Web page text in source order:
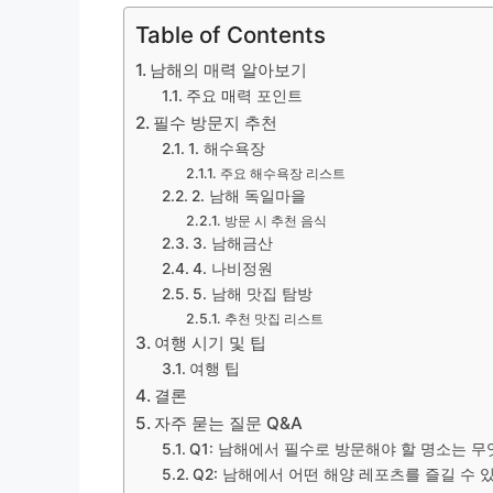
Table of Contents
남해의 매력 알아보기
주요 매력 포인트
필수 방문지 추천
1. 해수욕장
주요 해수욕장 리스트
2. 남해 독일마을
방문 시 추천 음식
3. 남해금산
4. 나비정원
5. 남해 맛집 탐방
추천 맛집 리스트
여행 시기 및 팁
여행 팁
결론
자주 묻는 질문 Q&A
Q1: 남해에서 필수로 방문해야 할 명소는 무
Q2: 남해에서 어떤 해양 레포츠를 즐길 수